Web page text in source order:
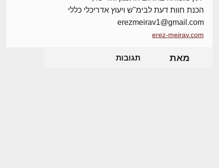
הכנת חוות דעת לבימ"ש ויעוץ אדריכלי כללי
erezmeirav1@gmail.com
erez-meirav.com
מאת תגובות